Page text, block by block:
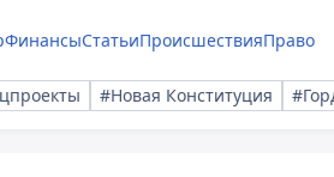
ФинансыСтатьиПроисшествияПраво
#Новая Конституция